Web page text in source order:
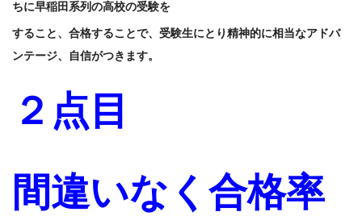
ちに早稲田系列の高校の受験を
すること、合格することで、受験生にとり精神的に相当なアドバ
ンテージ、自信がつきます。
２点目
間違いなく合格率